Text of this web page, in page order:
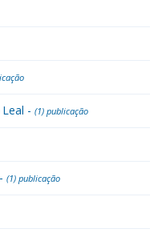
- (1) publicação
(1) publicação